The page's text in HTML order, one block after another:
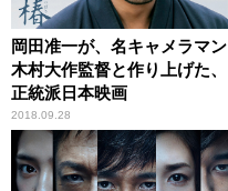
岡田准一が、名キャメラマン
木村大作監督と作り上げた、
正統派日本映画
2018.09.28